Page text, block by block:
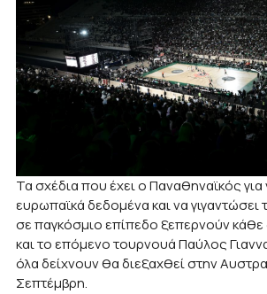
Τα σχέδια που έχει ο Παναθηναϊκός
ευρωπαϊκά δεδομένα και να
σε παγκόσμιο επίπεδο ξεπερνούν κάθε
και το επόμενο τουρνουά Παύλος
όλα δείχνουν θα διεξαχθεί στην
Σεπτέμβρη.